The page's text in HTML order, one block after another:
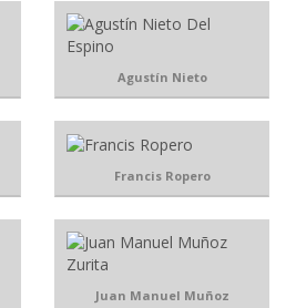
Agustín Nieto
Francis Ropero
Juan Manuel Muñoz